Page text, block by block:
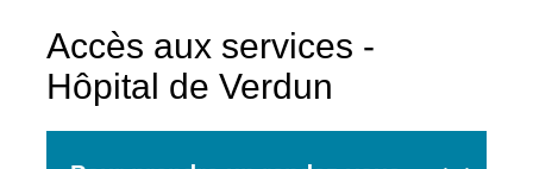
Accès aux services -
Hôpital de Verdun